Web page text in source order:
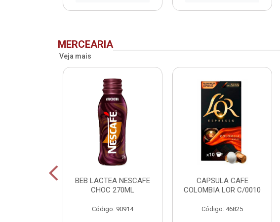
MERCEARIA
Veja mais
BEB LACTEA NESCAFE
CHOC 270ML
Código: 90914
CAPSULA CAFE
COLOMBIA LOR C/0010
Código: 46825